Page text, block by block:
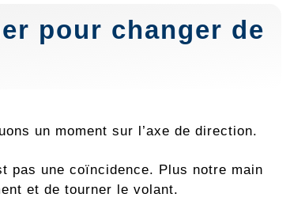
pour changer de
un moment sur l’axe de direction.
pas une coïncidence. Plus notre main
et de tourner le volant.